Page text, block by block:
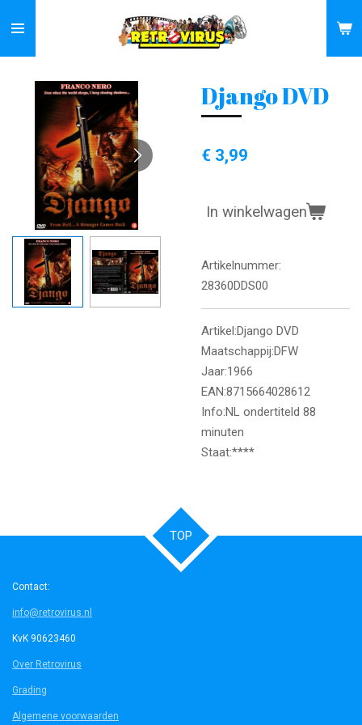
direct
naar
hoofdinhoud
Django DVD
€ 3,99
In winkelwagen
Artikelnummer:
28360DDS00
Artikel:Django DVD
Maatschappij:DFW
Jaar:1966
EAN:8715664028612
Info:NL ondertiteld 88
minuten
Staat:****
TOP
Contact:
info@retrovirus.nl
KvK 90623460
Over Retrovirus
Grading
Algemene voorwaarden